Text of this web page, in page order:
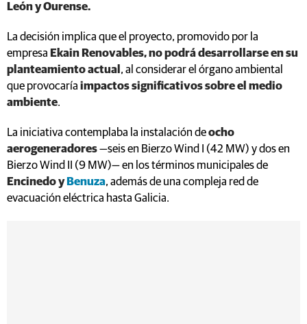
León y Ourense.
La decisión implica que el proyecto, promovido por la
empresa Ekain Renovables, no podrá desarrollarse en su
planteamiento actual , al considerar el órgano ambiental
que provocaría impactos significativos sobre el medio
ambiente.
La iniciativa contemplaba la instalación deocho
aerogeneradores—seis en Bierzo Wind I (42 MW) y dos en
Bierzo Wind II (9 MW)— en los términos municipales de
Encinedo y Benuza, además de una compleja red de
evacuación eléctrica hasta Galicia.